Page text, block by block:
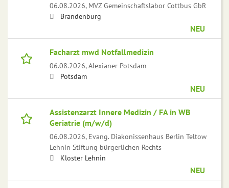
06.08.2026, MVZ Gemeinschaftslabor Cottbus GbR
Brandenburg
NEU
Facharzt mwd Notfallmedizin
06.08.2026,Alexianer Potsdam
Potsdam
NEU
Assistenzarzt Innere Medizin / FA in WB
Geriatrie (m/w/d)
06.08.2026, Evang. Diakonissenhaus Berlin Teltow
Lehnin Stiftung bürgerlichen Rechts
Kloster Lehnin
NEU